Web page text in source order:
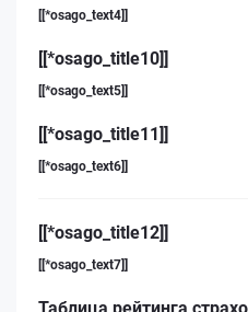
[[*osago_text4]]
[[*osago_title10]]
[[*osago_text5]]
[[*osago_title11]]
[[*osago_text6]]
[[*osago_title12]]
[[*osago_text7]]